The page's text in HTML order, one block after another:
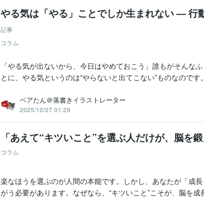
やる気は「やる」ことでしか生まれない ― 行
記事
コラム
「やる気が出ないから、今日はやめておこう」誰もがそんな
とに、やる気というのは“やらないと出てこない”ものなので
ベアたん＠落書きイラストレーター
2025/10/27 01:29
「あえて“キツいこと”を選ぶ人だけが、脳を鍛
コラム
楽なほうを選ぶのが人間の本能です。しかし、あなたが「成
がう必要があります。なぜなら、“キツいこと”こそが、脳を